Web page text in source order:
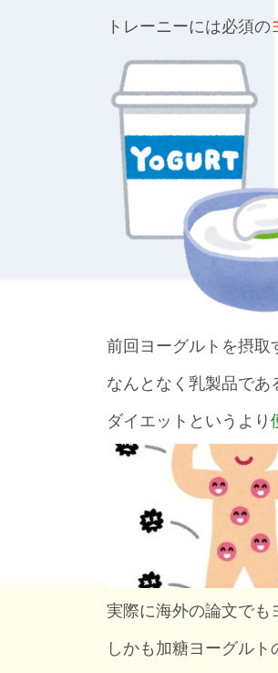
トレーニーには必須の
前回ヨーグルトを摂取
なんとなく乳製品であ
ダイエットというより
実際に海外の論文でも
しかも加糖ヨーグルト